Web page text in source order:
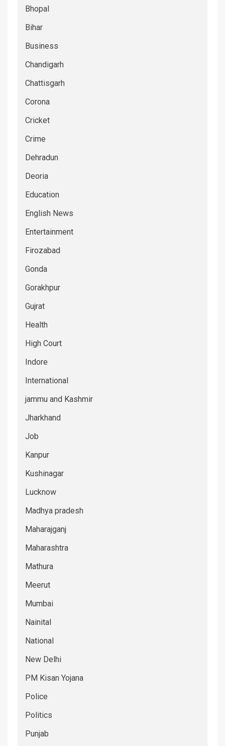
Bhopal
Bihar
Business
Chandigarh
Chattisgarh
Corona
Cricket
Crime
Dehradun
Deoria
Education
English News
Entertainment
Firozabad
Gonda
Gorakhpur
Gujrat
Health
High Court
Indore
International
jammu and Kashmir
Jharkhand
Job
Kanpur
Kushinagar
Lucknow
Madhya pradesh
Maharajganj
Maharashtra
Mathura
Meerut
Mumbai
Nainital
National
New Delhi
PM Kisan Yojana
Police
Politics
Punjab